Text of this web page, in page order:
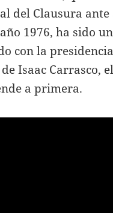
del Clausura ante
1976, ha sido
con la
Isaac Carrasco,
a primera.